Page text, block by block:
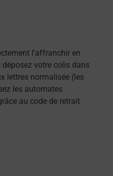
l'affranchir en
votre colis dans
lettres normalisée (les
les automates
au code de retrait